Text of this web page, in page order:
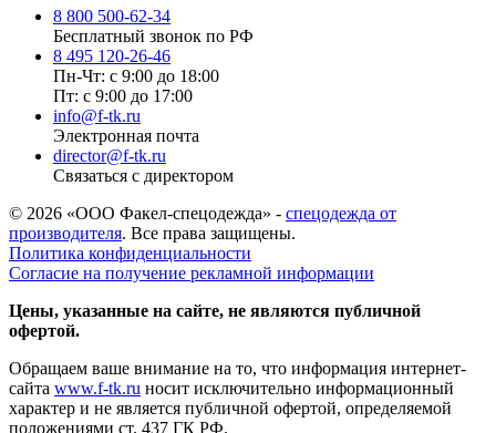
8 800 500-62-34
Бесплатный звонок по РФ
8 495 120-26-46
Пн-Чт: с 9:00 до 18:00
Пт: с 9:00 до 17:00
info@f-tk.ru
Электронная почта
director@f-tk.ru
Связаться с директором
© 2026 «ООО Факел-спецодежда» - спецодежда от
производителя. Все права защищены.
Политика конфиденциальности
Согласие на получение рекламной информации
Цены, указанные на сайте, не являются публичной
офертой.
Обращаем ваше внимание на то, что информация интернет-
сайта www.f-tk.ru носит исключительно информационный
характер и не является публичной офертой, определяемой
положениями ст. 437 ГК РФ.